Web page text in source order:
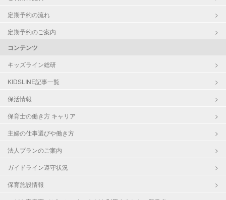
定期予約の流れ
定期予約のご案内
コンテンツ
キッズライン総研
KIDSLINE記事一覧
保活情報
保育士の働き方 キャリア
主婦の仕事選びや働き方
法人プランのご案内
ガイドライン遵守状況
保育施設情報